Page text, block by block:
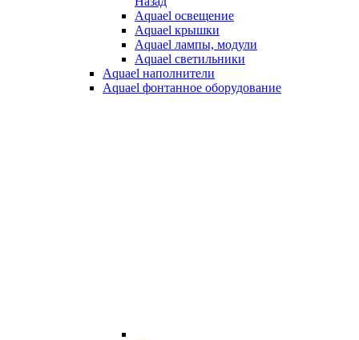
Aquael освещение
Aquael крышки
Aquael лампы, модули
Aquael светильники
Aquael наполнители
Aquael фонтанное оборудование